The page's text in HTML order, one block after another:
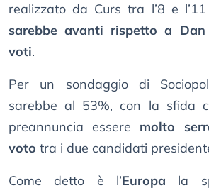
realizzato da Curs tra l’8 e
sarebbe avanti rispetto a
voti.
Per un sondaggio di
sarebbe al 53%, con la sfida
preannuncia essere molto
voto tra i due candidati
Come detto è l’Europa la